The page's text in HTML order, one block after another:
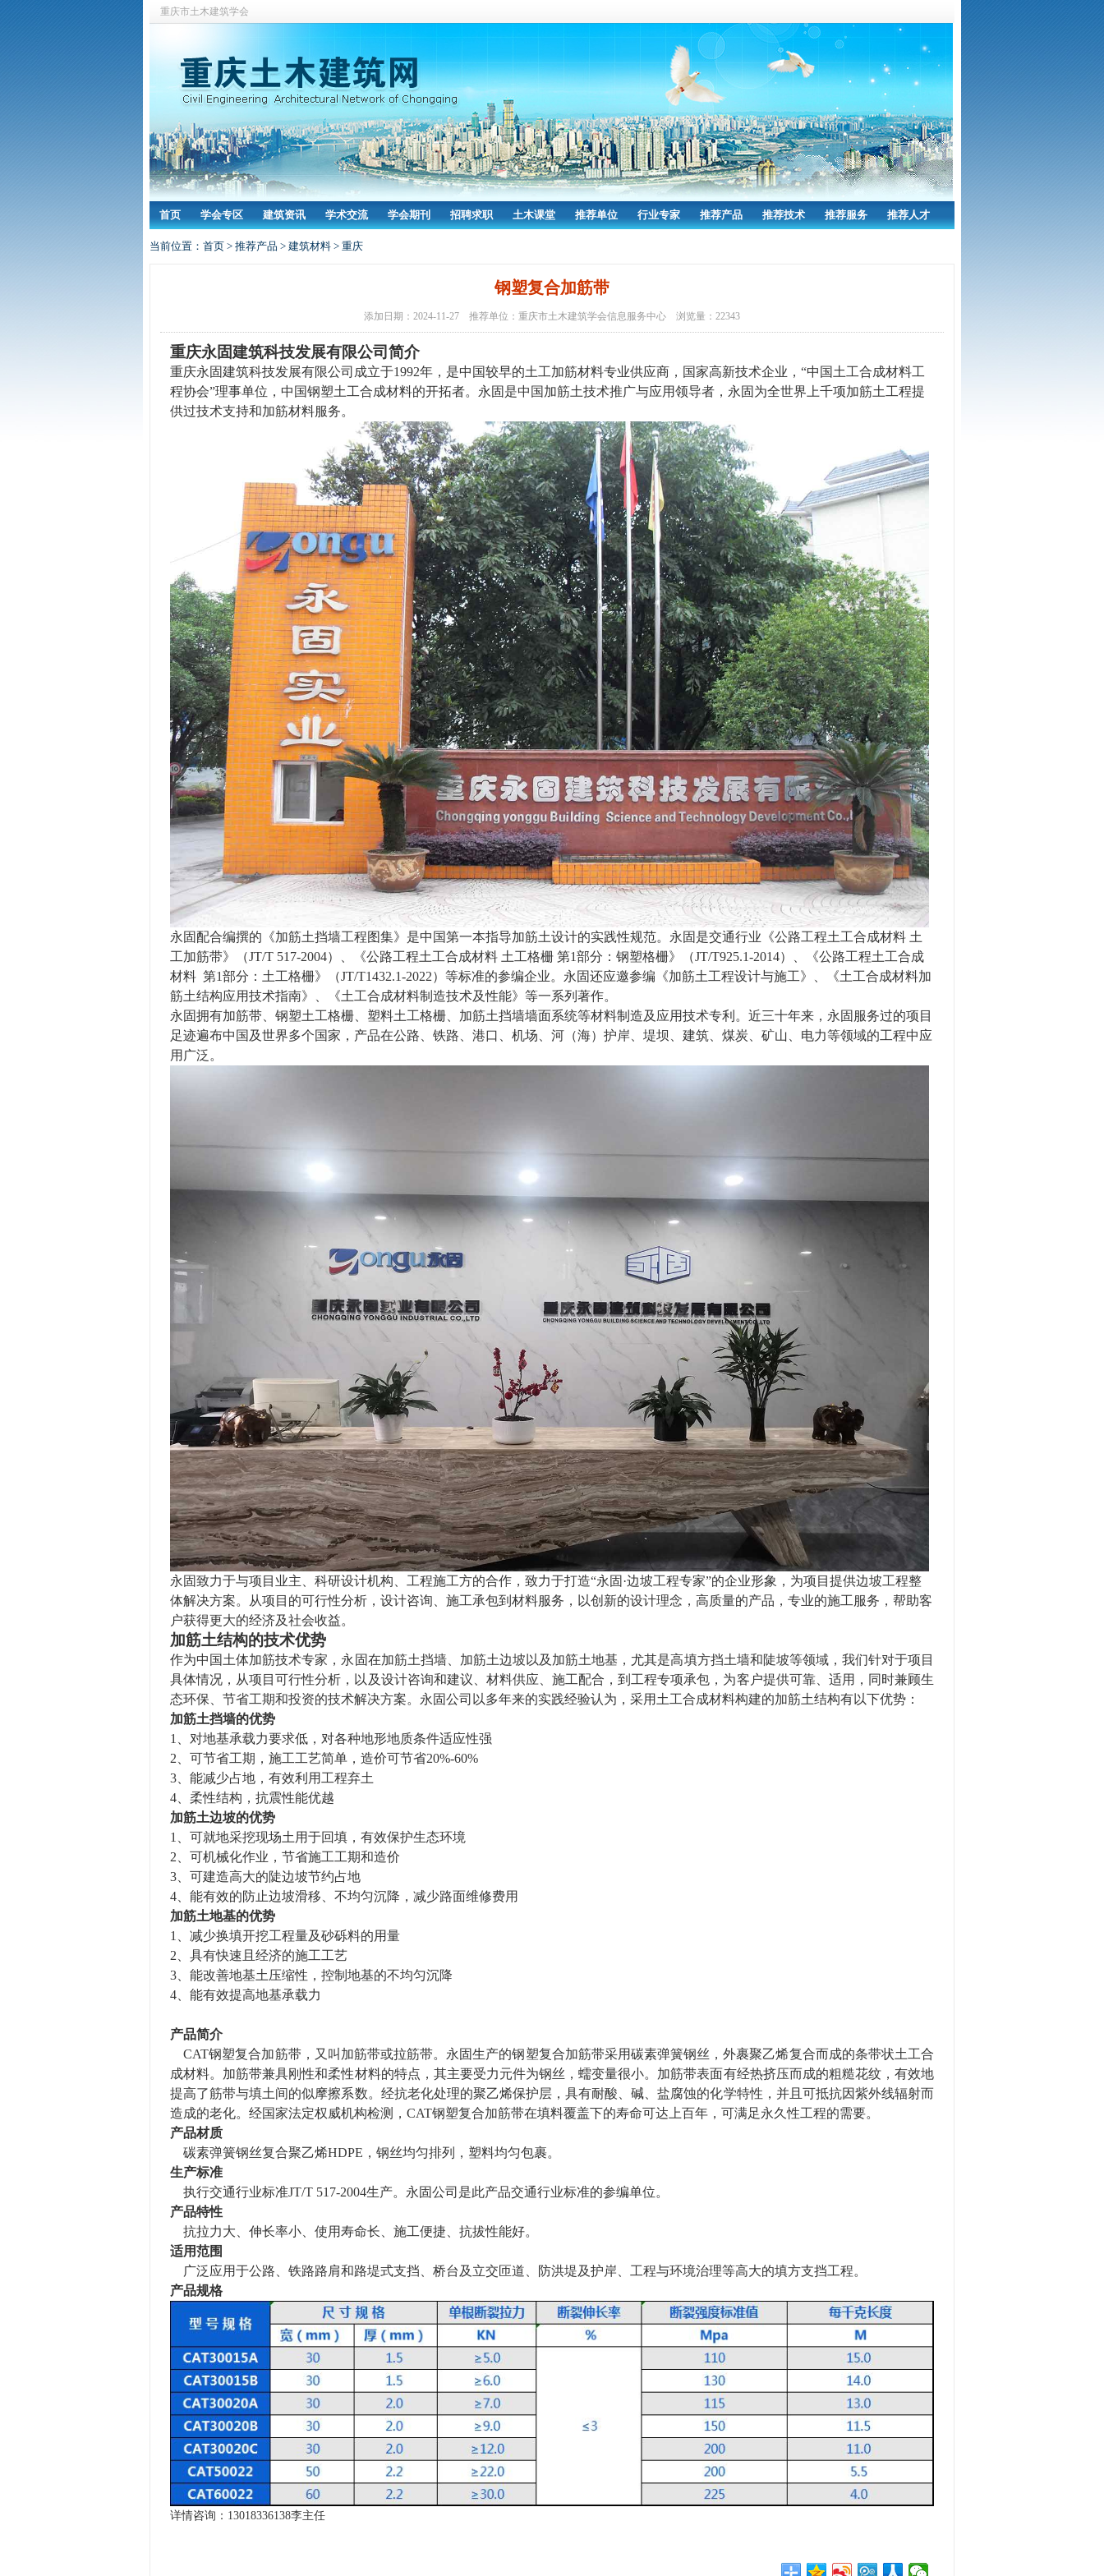
重庆市土木建筑学会
首页 学会专区 建筑资讯 学术交流 学会期刊 招聘求职 土木课堂 推荐单位 行业专家 推荐产品 推荐技术 推荐服务 推荐人才
当前位置： 首页 > 推荐产品 > 建筑材料 > 重庆
钢塑复合加筋带
添加日期：2024-11-27 推荐单位：重庆市土木建筑学会信息服务中心 浏览量：22343
重庆永固建筑科技发展有限公司简介
重庆永固建筑科技发展有限公司成立于1992年，是中国较早的土工加筋材料专业供应商，国家高新技术企业，“中国土工合成材料工
程协会”理事单位，中国钢塑土工合成材料的开拓者。永固是中国加筋土技术推广与应用领导者，永固为全世界上千项加筋土工程提
供过技术支持和加筋材料服务。
永固配合编撰的《加筋土挡墙工程图集》是中国第一本指导加筋土设计的实践性规范。永固是交通行业《公路工程土工合成材料 土
工加筋带》（JT/T 517-2004）、《公路工程土工合成材料 土工格栅 第1部分：钢塑格栅》（JT/T925.1-2014）
《公路工程土工合成
材料 第1部分： 土工格栅》（JT/T1432.1-2022）等标准的参编企业。永固还应邀参编《加筋土工程设计与施工》、《土工合成材料加
筋土结构应用技术指南》、《土工合成材料制造技术及性能》等一系列著作。
永固拥有加筋带、钢塑土工格栅、塑料土工格栅、加筋土挡墙墙面系统等材料制造及应用技术专利。近三十年来，永固服务过的项目
足迹遍布中国及世界多个国家，产品在公路、铁路、港口、机场、河（海）护岸、堤坝、建筑、煤炭、矿山、电力等领域的工程中应
用广泛。
永固致力于与项目业主、科研设计机构、工程施工方的合作，致力于打造“永固·边坡工程专家”的企业形象，为项目提供边坡工程整
体解决方案。从项目的可行性分析，设计咨询、施工承包到材料服务，以创新的设计理念，高质量的产品，专业的施工服务，帮助客
户获得更大的经济及社会收益。
加筋土结构的技术优势
作为中国土体加筋技术专家， 永固在加筋土挡墙、 加筋土边坡 以及 加筋土地基 ，尤其是高填方挡土墙和陡坡等领域，我们针对于项目
具体情况 ，从项目可行性分析，以及设计咨询和建议、材料供应、施工配合，到工程专项承包，为客户提供可靠、适用，同时兼顾生
态环保、 节省工期和投资的技术解决方案。 永固公司以多年来的实践经验认为，采用土工合成材料构建的加筋土结构有以下优势：
加筋土挡墙的优势
1、 对地基承载力要求低，对各种地形地质条件适应性强
2、 可节省工期， 施工工艺简单，造价可节省20%-60%
3、能减少占地，有效利用工程弃土
4、柔性结构，抗震性能优越
加筋土边坡的优势
1、可就地采挖现场土用于回填，有效保护生态环境
2、 可机械化作业 ，节省施工工期和造价
3、可建造高大的陡边坡节约占地
4、 能有效的防止边坡滑移、不均匀沉降，减少路面维修费用
加筋土地基的优势
1、减少换填开挖工程量及砂砾料的用量
2、 具有快速且经济的施工工艺
3、 能改善地基土压缩性，控制地基的不均匀沉降
4、 能有效提高地基承载力
产品简介
CAT钢塑复合加筋带，又叫 加筋带或拉筋带。 永固生产的钢塑复合加筋带采用碳素弹簧钢丝，外裹聚乙烯复合而成的条带状土工合
成材料。加筋带兼具刚性和柔性材料的特点 ，其主要受力元件为钢丝，蠕变量很小。 加筋带表面有经热挤压而成的粗糙花纹，有效地
提高了筋带与填土间的似摩擦系数。 经抗老化处理的聚乙烯保护层，具有耐酸、碱、盐腐蚀的化学特性 ，并且可抵抗因紫外线辐射而
造成的老化。 经国家法定权威机构检测， CAT钢塑复合加筋带在填料覆盖下的寿命可达上百年 ，可满足永久性工程的需要。
产品材质
碳素弹簧钢丝复合聚乙烯HDPE ，钢丝均匀排列，塑料均匀包裹。
生产标准
执行交通行业标准JT/T 517-2004生产。 永固公司 是此产品交通行业标准的参编单位。
产品特性
抗拉力大、 伸长率小、 使用寿命长、施工便捷、抗拔性能好。
适用范围
广泛应用于公路、铁路路肩和路堤式支挡、桥台及立交匝道、防洪堤及护岸、工程与环境治理等高大的填方支挡工程。
产品规格
详情咨询：13018336138李主任